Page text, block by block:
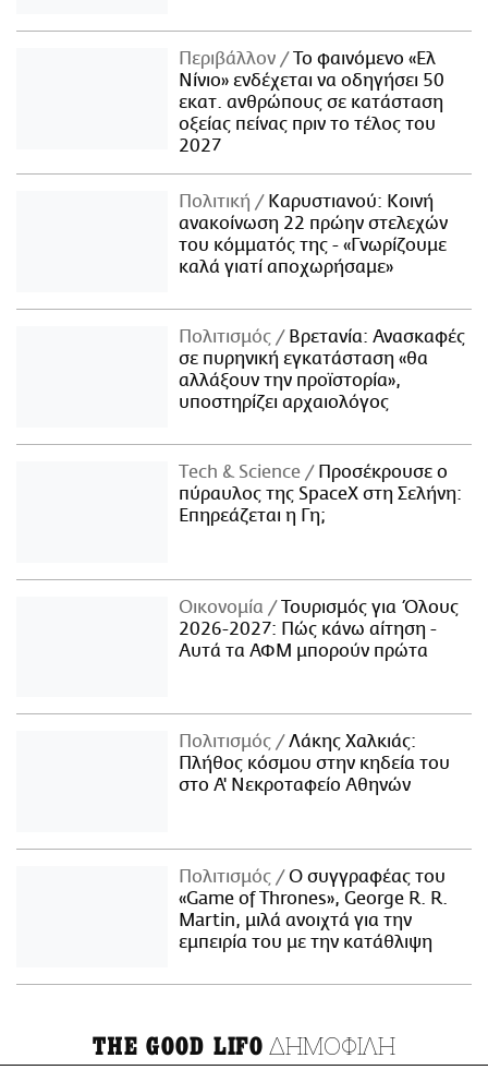
Περιβάλλον
Το φαινόμενο «Ελ
Νίνιο» ενδέχεται να οδηγήσει 50
εκατ. ανθρώπους σε κατάσταση
οξείας πείνας πριν το τέλος του
2027
Πολιτική
Καρυστιανού: Κοινή
ανακοίνωση 22 πρώην στελεχών
του κόμματός της - «Γνωρίζουμε
καλά γιατί αποχωρήσαμε»
Πολιτισμός
Βρετανία: Ανασκαφές
σε πυρηνική εγκατάσταση «θα
αλλάξουν την προϊστορία»,
υποστηρίζει αρχαιολόγος
Τech & Science
Προσέκρουσε ο
πύραυλος της SpaceX στη Σελήνη:
Επηρεάζεται η Γη;
Οικονομία
Τουρισμός για Όλους
2026-2027: Πώς κάνω αίτηση -
Αυτά τα ΑΦΜ μπορούν πρώτα
Πολιτισμός
Λάκης Χαλκιάς:
Πλήθος κόσμου στην κηδεία του
στο Α' Νεκροταφείο Αθηνών
Πολιτισμός
Ο συγγραφέας του
«Game of Thrones», George R. R.
Martin, μιλά ανοιχτά για την
εμπειρία του με την κατάθλιψη
THE GOOD LIFO ΔΗΜΟΦΙΛΗ